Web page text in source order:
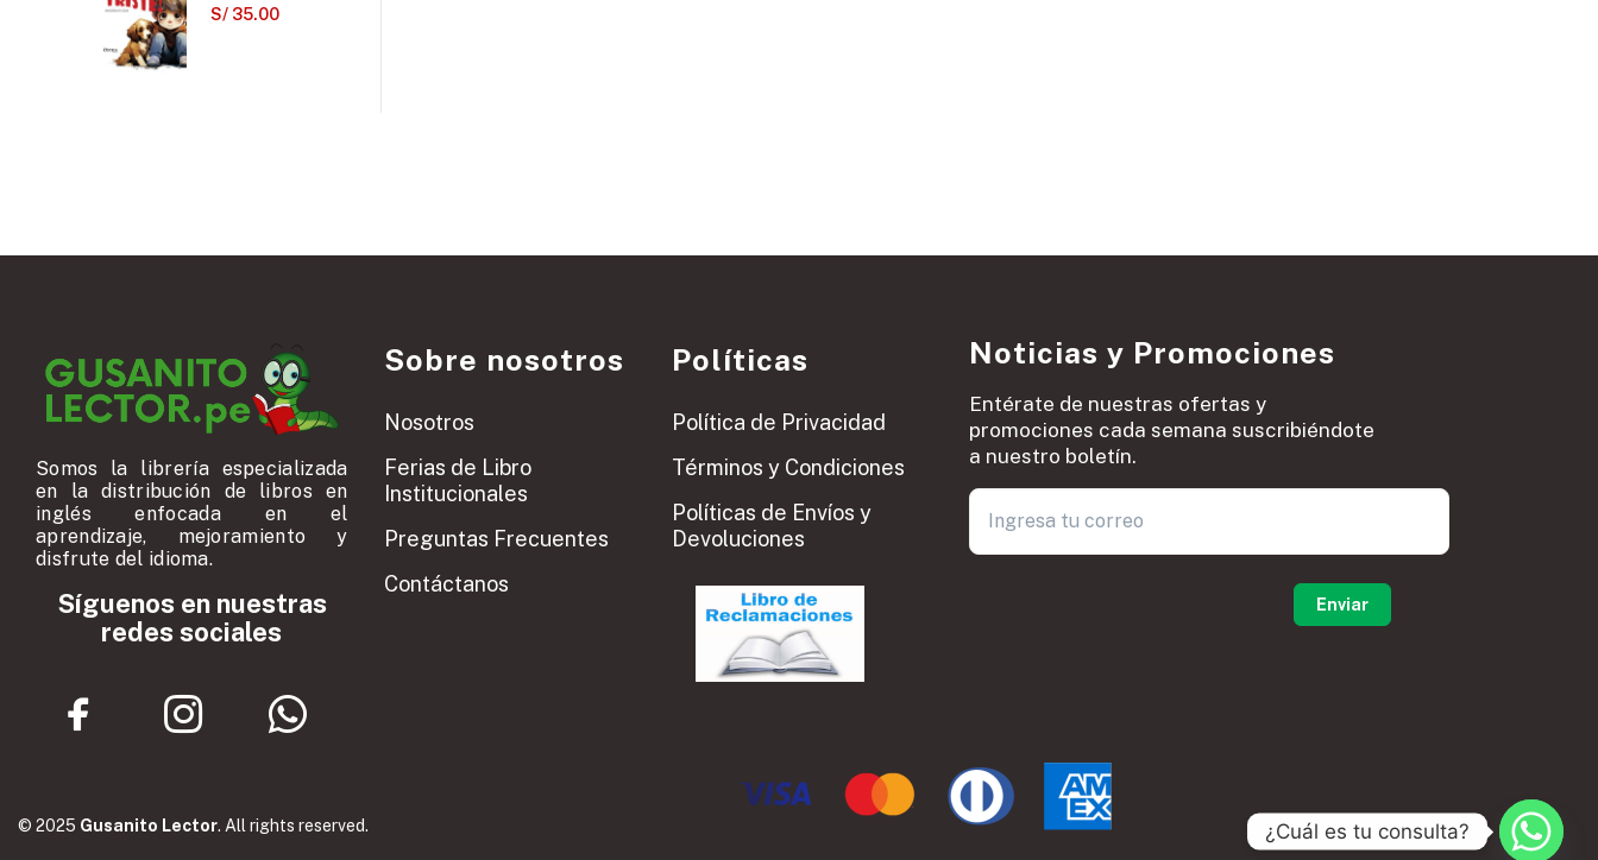
S/ 35.00
Somos la librería especializada
en la distribución de libros en
inglés enfocada en el
aprendizaje, mejoramiento y
disfrute del idioma.
Síguenos en nuestras
redes sociales
Sobre nosotros
Nosotros
Ferias de Libro
Institucionales
Preguntas Frecuentes
Contáctanos
Políticas
Política de Privacidad
Términos y Condiciones
Políticas de Envíos y
Devoluciones
Noticias y Promociones
Entérate de nuestras ofertas y
promociones cada semana suscribiéndote
a nuestro boletín.
© 2025 Gusanito Lector. All rights reserved. ¿Cuál es tu consulta?